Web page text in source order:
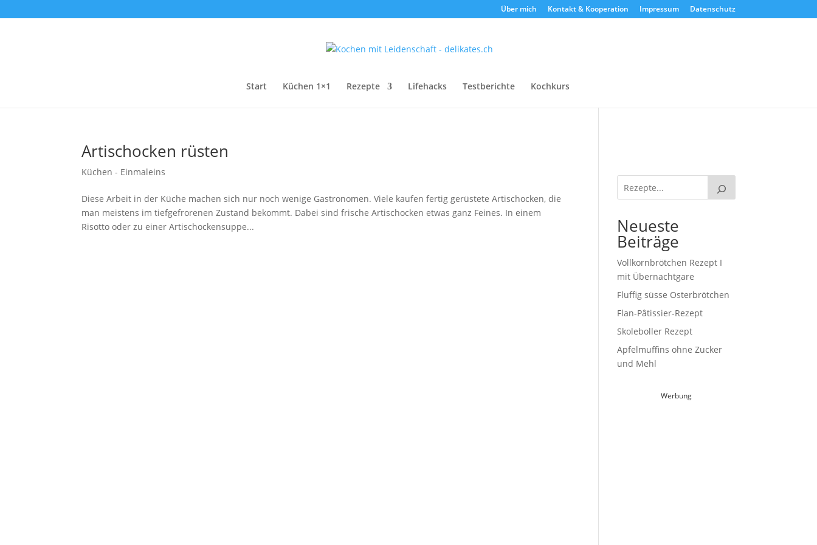
Über mich Kontakt & Kooperation Impressum Datenschutz
Start Küchen 1×1 Rezepte Lifehacks Testberichte Kochkurs
Artischocken rüsten
Küchen - Einmaleins
Diese Arbeit in der Küche machen sich nur noch wenige Gastronomen. Viele kaufen fertig gerüstete Artischocken, die
man meistens im tiefgefrorenen Zustand bekommt. Dabei sind frische Artischocken etwas ganz Feines. In einem
Risotto oder zu einer Artischockensuppe...
Neueste
Beiträge
Vollkornbrötchen Rezept I
mit Übernachtgare
Fluffig süsse Osterbrötchen
Flan-Pâtissier-Rezept
Skoleboller Rezept
Apfelmuffins ohne Zucker
und Mehl
Werbung